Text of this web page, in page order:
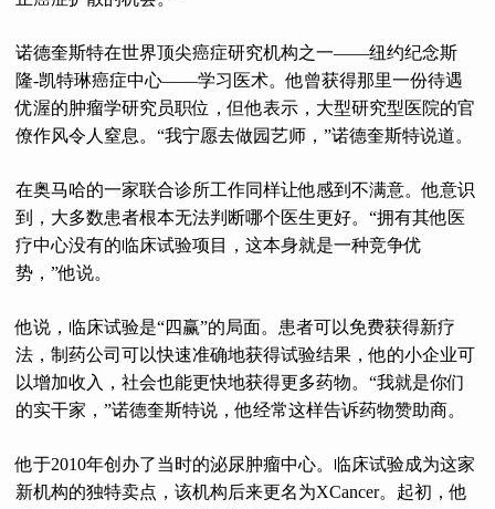
诺德奎斯特在世界顶尖癌症研究机构之一——纽约纪念斯
隆-凯特琳癌症中心——学习医术。他曾获得那里一份待遇
优渥的肿瘤学研究员职位，但他表示，大型研究型医院的官
僚作风令人窒息。“我宁愿去做园艺师，”诺德奎斯特说道。
在奥马哈的一家联合诊所工作同样让他感到不满意。他意识
到，大多数患者根本无法判断哪个医生更好。“拥有其他医
疗中心没有的临床试验项目，这本身就是一种竞争优
势，”他说。
他说，临床试验是“四赢”的局面。患者可以免费获得新疗
法，制药公司可以快速准确地获得试验结果，他的小企业可
以增加收入，社会也能更快地获得更多药物。“我就是你们
的实干家，”诺德奎斯特说，他经常这样告诉药物赞助商。
他于2010年创办了当时的泌尿肿瘤中心。临床试验成为这家
新机构的独特卖点，该机构后来更名为XCancer。起初，他